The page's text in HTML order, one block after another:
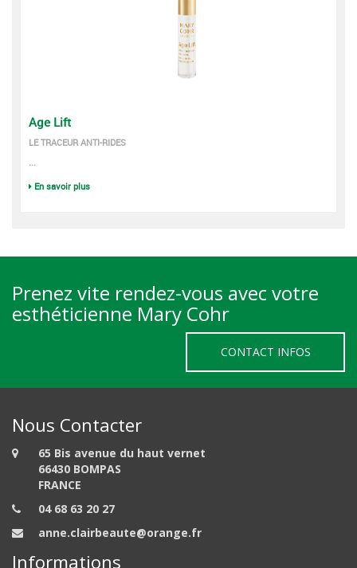
Age Lift
LE TRACEUR ANTI-RIDES
...
En savoir plus
Prenez vite rendez-vous avec votre
esthéticienne Mary Cohr
CONTACT INFOS
Nous Contacter
65 Bis avenue du haut vernet
66430 BOMPAS
FRANCE
04 68 63 20 27
anne.clairbeaute@orange.fr
Informations